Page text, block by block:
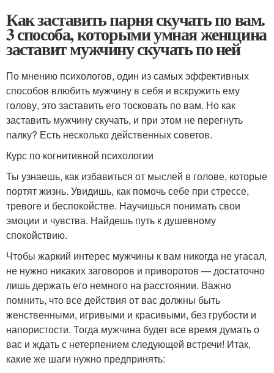
Как заставить парня скучать по вам.
3 способа, которыми умная женщина
заставит мужчину скучать по ней
По мнению психологов, один из самых эффективных
способов влюбить мужчину в себя и вскружить ему
голову, это заставить его тосковать по вам. Но как
заставить мужчину скучать, и при этом не перегнуть
палку? Есть несколько действенных советов.
Курс по когнитивной психологии
Ты узнаешь, как избавиться от мыслей в голове, которые
портят жизнь. Увидишь, как помочь себе при стрессе,
тревоге и беспокойстве. Научишься понимать свои
эмоции и чувства. Найдешь путь к душевному
спокойствию.
Чтобы жаркий интерес мужчины к вам никогда не угасал,
не нужно никаких заговоров и приворотов — достаточно
лишь держать его немного на расстоянии. Важно
помнить, что все действия от вас должны быть
женственными, игривыми и красивыми, без грубости и
напористости. Тогда мужчина будет все время думать о
вас и ждать с нетерпением следующей встречи! Итак,
какие же шаги нужно предпринять: